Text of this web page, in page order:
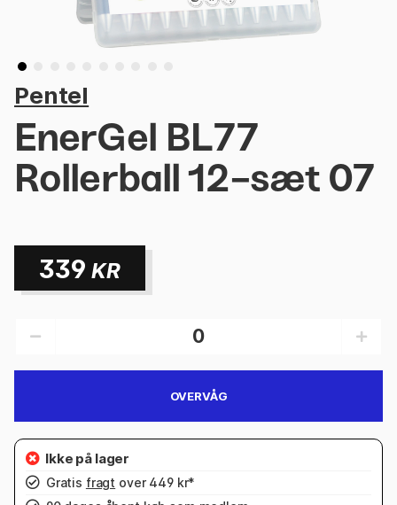
Pentel
EnerGel BL77
Rollerball 12-sæt 07
339 KR
OVERVÅG
Gratis fragt over 449 kr*